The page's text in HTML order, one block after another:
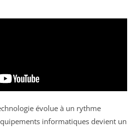
évolue à un rythme
informatiques devient un